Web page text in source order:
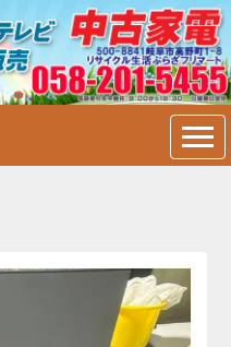
機・冷蔵庫・
販売＠岐阜
マート